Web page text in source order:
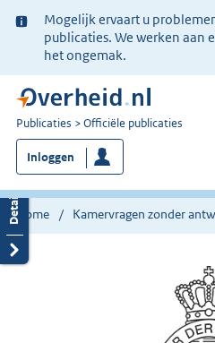
Ter
informatie:
Mogelijk ervaart u
publicaties. We werken aan
het ongemak.
U
bent
nu
hier:
Publicaties Officiële publicaties
Inloggen
Home Kamervragen zonder